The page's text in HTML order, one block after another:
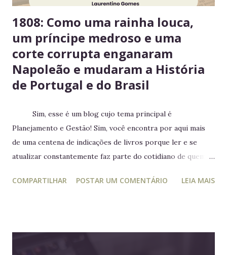
1808: Como uma rainha louca,
um príncipe medroso e uma
corte corrupta enganaram
Napoleão e mudaram a História
de Portugal e do Brasil
Sim, esse é um blog cujo tema principal é
Planejamento e Gestão! Sim, você encontra por aqui mais
de uma centena de indicações de livros porque ler e se
atualizar constantemente faz parte do cotidiano de quem
planejamento e gestão a leitura e atualização frequente é
COMPARTILHAR POSTAR UM COMENTÁRIO LEIA MAIS